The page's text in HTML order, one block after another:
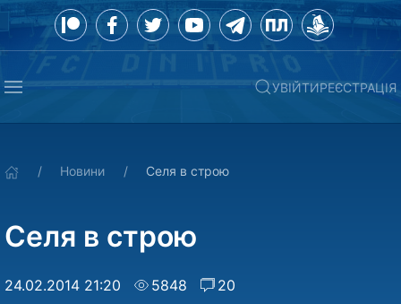
УВІЙТИРЕЄСТРАЦІЯ
Новини Селя в строю
Селя в строю
24.02.2014 21:20 5848 20